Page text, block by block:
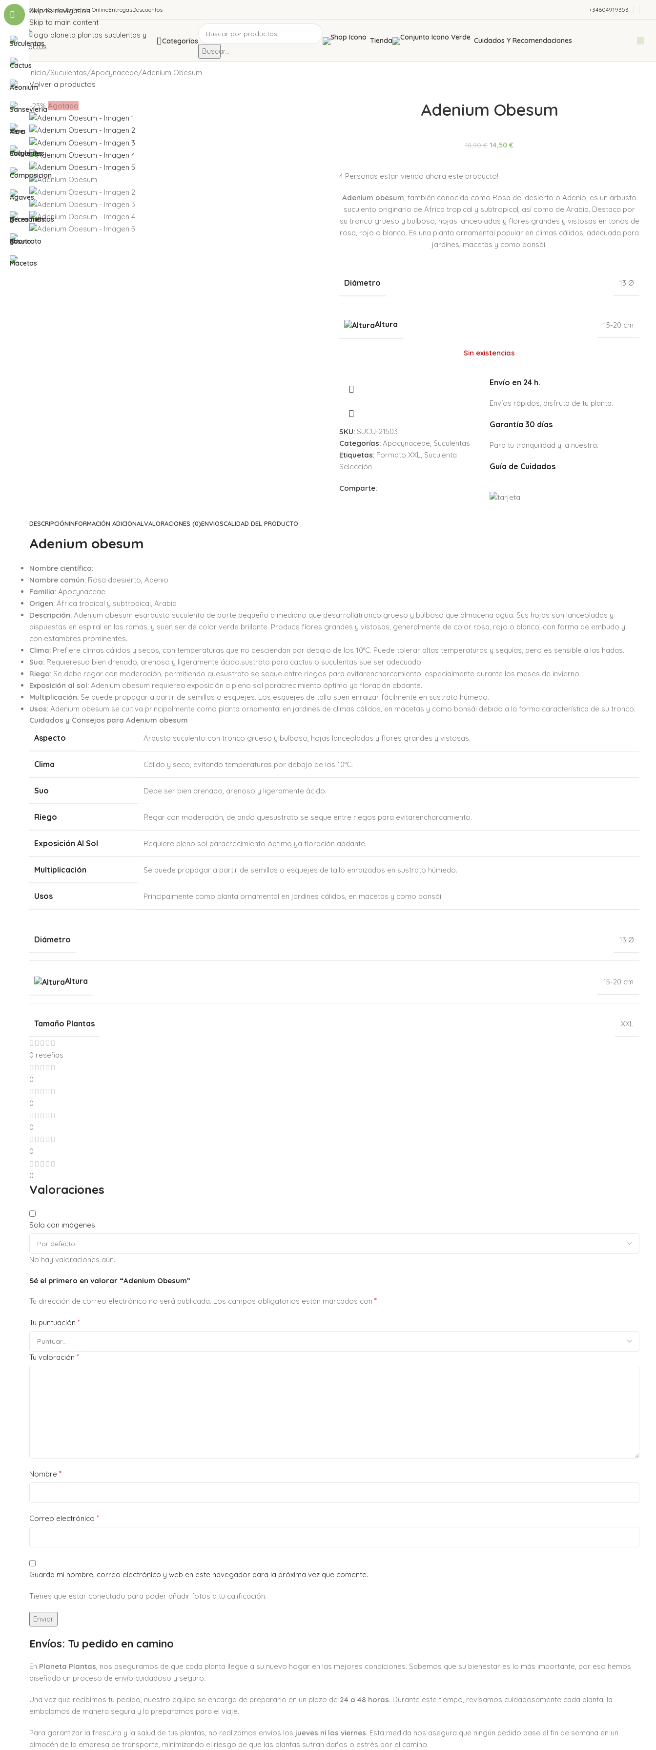
Skip to navigation
Skip to main content
NosotrosContacto Tienda OnlineEntregasDescuentos +34604919353
Categorías
Buscar...
Tienda Cuidados Y Recomendaciones
Inicio Suculentas Apocynaceae Adenium Obesum
Volver a productos
-23% Agotado Adenium Obesum
18,90€ 14,50 €
4 Personas estan viendo ahora este producto!
Adenium obesum, también conocida como Rosa del desierto o Adenio, es un arbusto
suculento originario de África tropical y subtropical, así como de Arabia. Destaca por
su tronco grueso y bulboso, hojas lanceoladas y flores grandes y vistosas en tonos de
rosa, rojo o blanco. Es una planta ornamental popular en climas cálidos, adecuada para
jardines, macetas y como bonsái.
Diámetro 13 Ø
Altura 15-20 cm
Sin existencias
SKU: SUCU-21503
Categorías: Apocynaceae, Suculentas
Etiquetas: Formato XXL, Suculenta
Selección
Comparte:
Envío en 24 h.
Envíos rápidos, disfruta de tu planta.
Garantía 30 días
Para tu tranquilidad y la nuestra.
Guía de Cuidados
DESCRIPCIÓNINFORMACIÓN ADICIONALVALORACIONES (0)ENVIOSCALIDAD DEL PRODUCTO
Adenium obesum
Nombre científico:
Nombre común: Rosa ddesierto, Adenio
Familia: Apocynaceae
Origen: África tropical y subtropical, Arabia
Descripción: Adenium obesum esarbusto suculento de porte pequeño a mediano que desarrollatronco grueso y bulboso que almacena agua. Sus hojas son lanceoladas y
dispuestas en espiral en las ramas, y suen ser de color verde brillante. Produce flores grandes y vistosas, generalmente de color rosa, rojo o blanco, con forma de embudo y
con estambres prominentes.
Clima: Prefiere climas cálidos y secos, con temperaturas que no desciendan por debajo de los 10°C. Puede tolerar altas temperaturas y sequías, pero es sensible a las hadas.
Suo: Requieresuo bien drenado, arenoso y ligeramente ácido.sustrato para cactus o suculentas sue ser adecuado.
Riego: Se debe regar con moderación, permitiendo quesustrato se seque entre riegos para evitarencharcamiento, especialmente durante los meses de invierno.
Exposición al sol: Adenium obesum requierea exposición a pleno sol paracrecimiento óptimo ya floración abdante.
Multiplicación: Se puede propagar a partir de semillas o esquejes. Los esquejes de tallo suen enraizar fácilmente en sustrato húmedo.
Usos: Adenium obesum se cultiva principalmente como planta ornamental en jardines de climas cálidos, en macetas y como bonsái debido a la forma característica de su tronco.
Cuidados y Consejos para Adenium obesum
Aspecto Arbusto suculento con tronco grueso y bulboso, hojas lanceoladas y flores grandes y vistosas.
Clima Cálido y seco, evitando temperaturas por debajo de los 10°C.
Suo Debe ser bien drenado, arenoso y ligeramente ácido.
Riego Regar con moderación, dejando quesustrato se seque entre riegos para evitarencharcamiento.
Exposición Al Sol Requiere pleno sol paracrecimiento óptimo ya floración abdante.
Multiplicación Se puede propagar a partir de semillas o esquejes de tallo enraizados en sustrato húmedo.
Usos Principalmente como planta ornamental en jardines cálidos, en macetas y como bonsái.
Diámetro 13 Ø
Altura 15-20 cm
Tamaño Plantas XXL
0 reseñas
0
0
0
0
0
Valoraciones
Solo con imágenes
No hay valoraciones aún.
Sé el primero en valorar “Adenium Obesum”
Tu dirección de correo electrónico no será publicada. Los campos obligatorios están marcados con *
Tu puntuación *
Tu valoración *
Nombre *
Correo electrónico *
Guarda mi nombre, correo electrónico y web en este navegador para la próxima vez que comente.
Tienes que estar conectado para poder añadir fotos a tu calificación.
Envíos: Tu pedido en camino
En Planeta Plantas , nos aseguramos de que cada planta llegue a su nuevo hogar en las mejores condiciones. Sabemos que su bienestar es lo más importante, por eso hemos
diseñado un proceso de envío cuidadoso y seguro.
Una vez que recibimos tu pedido, nuestro equipo se encarga de prepararlo en un plazo de 24 a 48 horas. Durante este tiempo, revisamos cuidadosamente cada planta, la
embalamos de manera segura y la preparamos para el viaje.
Para garantizar la frescura y la salud de tus plantas, no realizamos envíos los jueves ni los viernes. Esta medida nos asegura que ningún pedido pase el fin de semana en un
almacén de la empresa de transporte, minimizando el riesgo de que las plantas sufran daños o estrés por el camino.